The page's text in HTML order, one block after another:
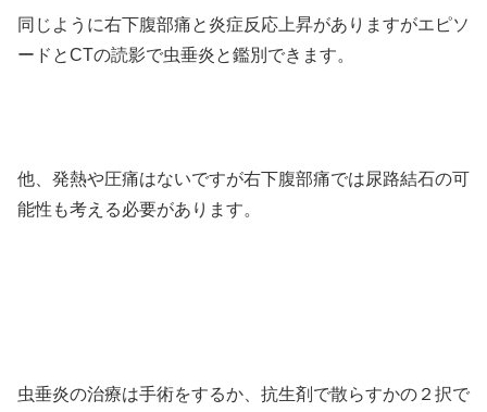
同じように右下腹部痛と炎症反応上昇がありますがエピソ
ードとCTの読影で虫垂炎と鑑別できます。
他、発熱や圧痛はないですが右下腹部痛では尿路結石の可
能性も考える必要があります。
虫垂炎の治療は手術をするか、抗生剤で散らすかの２択で